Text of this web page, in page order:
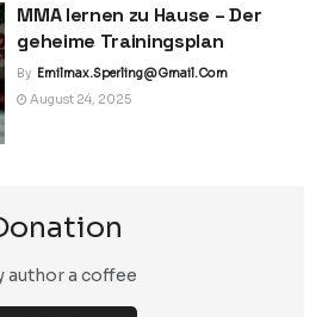
MMA lernen zu Hause – Der
geheime Trainingsplan
By Emilmax.sperling@gmail.com
August 24, 2025
author a coffee